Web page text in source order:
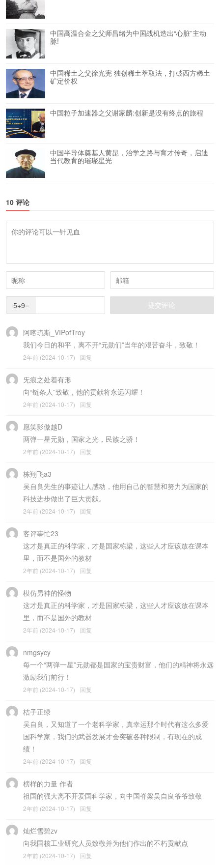
中国高温合金之父师昌绪为中国战机造出“心脏”主动
脉!
中国稀土之父徐光宪 独创稀土萃取法，打破西方稀土
矿定价权
中国粒子加速器之父谢家麟:创新是没有终点的旅程
中国半导体奠基人黄昆，治学之路与育才传奇，启迪
当代教育的璀璨星光
10 评论
5+9=
阿喀琉斯_VIPofTroy
我们今日的和平，离不开“元勋们”当年的艰苦奋斗，致敬！
2年前 (2024-10-17) 回复
旡痕之处着有形
向“链条人”致敬，他的贡献将永远闪耀！
2年前 (2024-10-17) 回复
愿笑影傲越D
两弹一星元勋，国家之光，民族之骄！
2年前 (2024-10-17) 回复
栋翔飞a3
吴自良先生的事迹让人感动，他用自己的智慧和努力为国家的
科技进步做出了巨大贡献。
2年前 (2024-10-17) 回复
客评事忙23
这才是真正的科学家，才是国家栋梁，这些人才应该放在课本
里，而不是国外的教材
2年前 (2024-10-17) 回复
模仿男神的怪物
这才是真正的科学家，才是国家栋梁，这些人才应该放在课本
里，而不是国外的教材
2年前 (2024-10-17) 回复
nmgsycy
每一个“两弹一星”元勋都是国家的宝贵财富，他们的精神将永远
激励我们前行！
2年前 (2024-10-17) 回复
桔子正绿
吴自良，又知道了一个老科学家，真幸运那个时代有这么多爱
国科学家，我们的武器发展才会突破各种限制，有现在的成
绩！
2年前 (2024-10-17) 回复
榜样的力量 作者
祖国的强大离不开爱国科学家，向中国脊梁吴自良爷爷致敬
2年前 (2024-10-17) 回复
灿烂雪碧zv
向我国核工业研究人员致敬并为他们作出的不朽贡献点
2年前 (2024-10-17) 回复